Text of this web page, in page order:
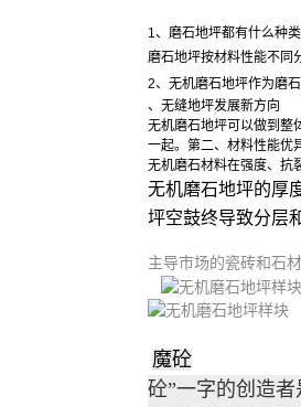
1、磨石地坪都有什么种类
磨石地坪按材料性能不同
2、无机磨石地坪作为磨
、无缝地坪发展新方向
无机磨石地坪可以做到整
一起。第二、材料性能优
无机磨石材料在强度、抗
无机磨石地坪的厚
坪空鼓终导致分层
主导市场的瓷砖和石
魔砼
砼”一字的创造